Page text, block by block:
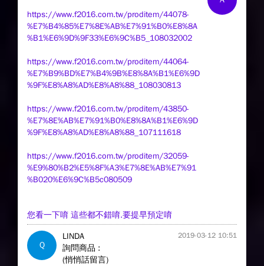
https://www.f2016.com.tw/proditem/44078-
%E7%B4%85%E7%8E%AB%E7%91%B0%E8%8A
%B1%E6%9D%9F33%E6%9C%B5_108032002
https://www.f2016.com.tw/proditem/44064-
%E7%B9%BD%E7%B4%9B%E8%8A%B1%E6%9D
%9F%E8%A8%AD%E8%A8%88_108030813
https://www.f2016.com.tw/proditem/43850-
%E7%8E%AB%E7%91%B0%E8%8A%B1%E6%9D
%9F%E8%A8%AD%E8%A8%88_107111618
https://www.f2016.com.tw/proditem/32059-
%E9%80%B2%E5%8F%A3%E7%8E%AB%E7%91
%B020%E6%9C%B5c080509
您看一下唷 這些都不錯唷.要提早預定唷
Q
LINDA 2019-03-12 10:51
詢問商品 :
(悄悄話留言)